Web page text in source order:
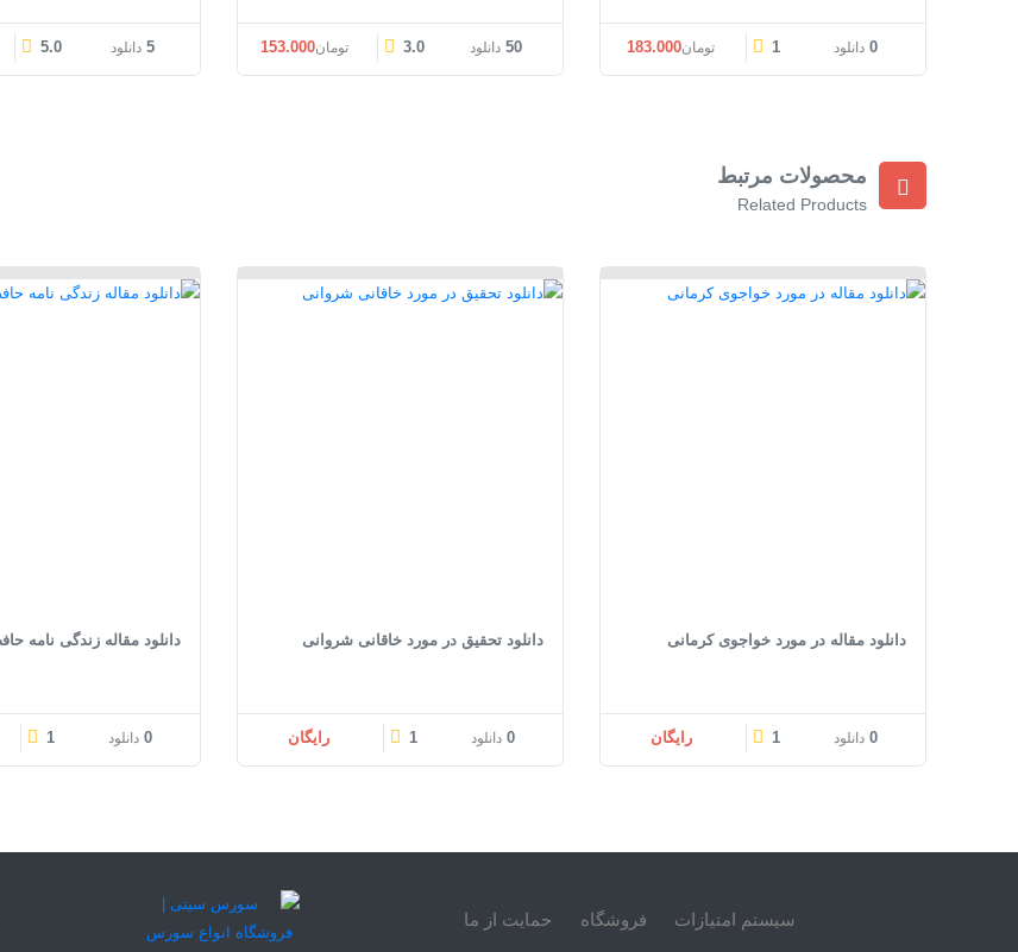
0 دانلود 1 قیمت اصلی: تومان183.000 بود.
تومان183.000 قیمت فعلی: تومان183.000.
50 دانلود 3.0 قیمت اصلی: تومان153.000 بود.
تومان153.000قیمت فعلی: تومان153.000.
5 دانلود 5.0
محصولات مرتبط
Related Products
دانلود مقاله در مورد خواجوی کرمانی
0 دانلود 1 رایگان
دانلود تحقیق در مورد خاقانی شروانی
0 دانلود 1 رایگان
دانلود مقاله زندگی نامه
0 دانلود 1
سیستم امتیازات فروشگاه حمایت از ما